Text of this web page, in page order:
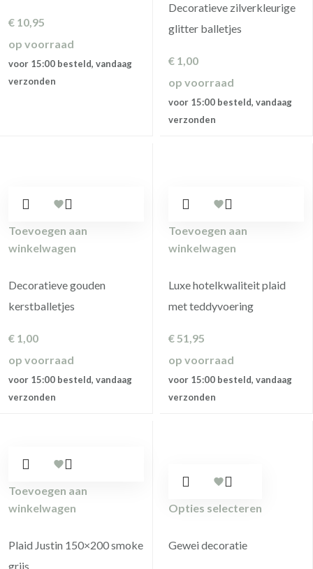
€ 10,95
op voorraad
voor 15:00 besteld, vandaag
verzonden
Decoratieve zilverkleurige
glitter balletjes
€ 1,00
op voorraad
voor 15:00 besteld, vandaag
verzonden
Toevoegen aan
winkelwagen
Decoratieve gouden
kerstballetjes
€ 1,00
op voorraad
voor 15:00 besteld, vandaag
verzonden
Toevoegen aan
winkelwagen
Luxe hotelkwaliteit plaid
met teddyvoering
€51,95
op voorraad
voor 15:00 besteld, vandaag
verzonden
Toevoegen aan
winkelwagen
Plaid Justin 150×200 smoke
grijs
Opties selecteren
Gewei decoratie